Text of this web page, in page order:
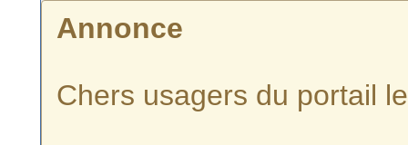
Annonce
Chers usagers du portail